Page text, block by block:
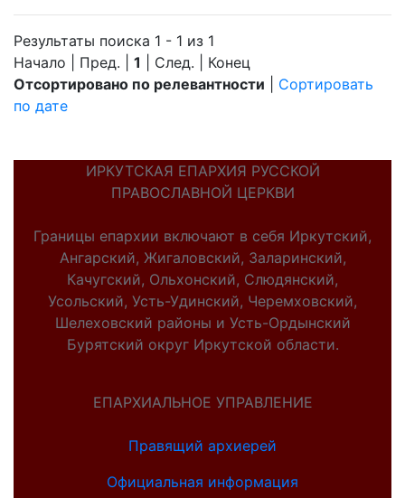
Результаты поиска 1 - 1 из 1
Начало | Пред. | 1 | След. | Конец
Отсортировано по релевантности
Сортировать
по дате
ИРКУТСКАЯ ЕПАРХИЯ РУССКОЙ
ПРАВОСЛАВНОЙ ЦЕРКВИ
Границы епархии включают в себя Иркутский,
Ангарский, Жигаловский, Заларинский,
Качугский, Ольхонский, Слюдянский,
Усольский, Усть-Удинский, Черемховский,
Шелеховский районы и Усть-Ордынский
Бурятский округ Иркутской области.
ЕПАРХИАЛЬНОЕ УПРАВЛЕНИЕ
Правящий архиерей
Официальная информация